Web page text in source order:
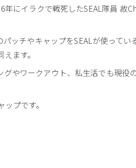
にイラクで戦死したSEAL隊員 故
ッチやキャップをSEALが使ってい
ます。
やワークアウト、私生活でも現役
プです。